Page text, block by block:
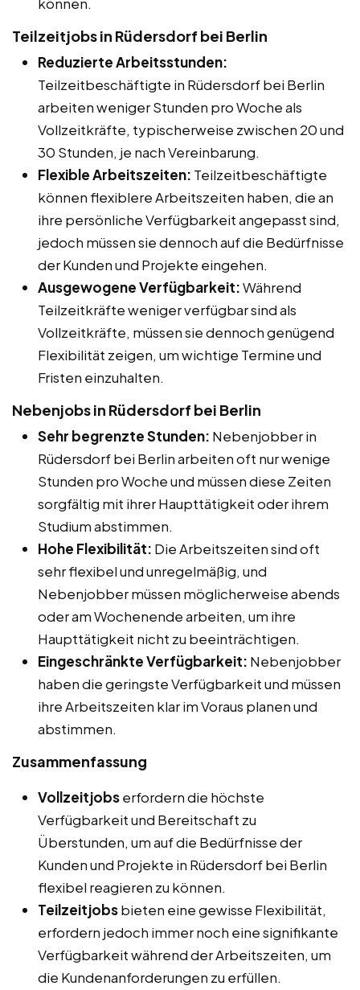
Teilzeitjobs in Rüdersdorf bei Berlin
Reduzierte Arbeitsstunden:
Teilzeitbeschäftigte in Rüdersdorf bei Berlin
arbeiten weniger Stunden pro Woche als
Vollzeitkräfte, typischerweise zwischen 20 und
30 Stunden, je nach Vereinbarung.
Flexible Arbeitszeiten: Teilzeitbeschäftigte
können flexiblere Arbeitszeiten haben, die an
ihre persönliche Verfügbarkeit angepasst sind,
jedoch müssen sie dennoch auf die Bedürfnisse
der Kunden und Projekte eingehen.
Ausgewogene Verfügbarkeit:Während
Teilzeitkräfte weniger verfügbar sind als
Vollzeitkräfte, müssen sie dennoch genügend
Flexibilität zeigen, um wichtige Termine und
Fristen einzuhalten.
Nebenjobs in Rüdersdorf bei Berlin
Sehr begrenzte Stunden: Nebenjobber in
Rüdersdorf bei Berlin arbeiten oft nur wenige
Stunden pro Woche und müssen diese Zeiten
sorgfältig mit ihrer Haupttätigkeit oder ihrem
Studium abstimmen.
Hohe Flexibilität: Die Arbeitszeiten sind oft
sehr flexibel und unregelmäßig, und
Nebenjobber müssen möglicherweise abends
oder am Wochenende arbeiten, um ihre
Haupttätigkeit nicht zu beeinträchtigen.
Eingeschränkte Verfügbarkeit: Nebenjobber
haben die geringste Verfügbarkeit und müssen
ihre Arbeitszeiten klar im Voraus planen und
abstimmen.
Zusammenfassung
Vollzeitjobserfordern die höchste
Verfügbarkeit und Bereitschaft zu
Überstunden, um auf die Bedürfnisse der
Kunden und Projekte in Rüdersdorf bei Berlin
flexibel reagieren zu können.
Teilzeitjobsbieten eine gewisse Flexibilität,
erfordern jedoch immer noch eine signifikante
Verfügbarkeit während der Arbeitszeiten, um
die Kundenanforderungen zu erfüllen.